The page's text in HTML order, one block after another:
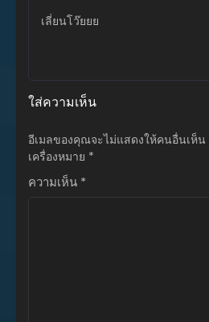
เมษายน 26, 2026
ตอนที่ 5
เมษายน 26, 2026
ตอนที่ 4
เลี่ยนโว๊ยยย
ใส่ความเห็น
อีเมลของคุณจะไม่แสดงให้คนอื่นเห็น
เครื่องหมาย *
ความเห็น *